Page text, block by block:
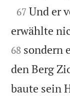

67 Und er
erwählte
68 sondern
den Berg
baute sein